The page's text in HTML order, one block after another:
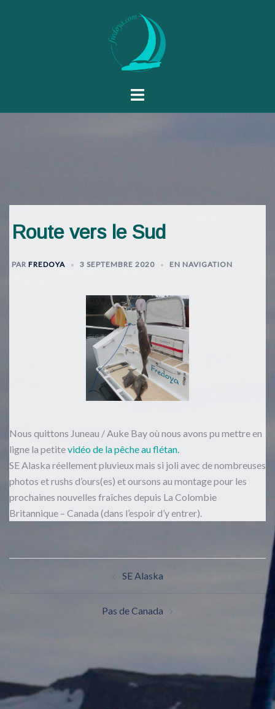
Route vers le Sud
PARFREDOYA 3 SEPTEMBRE 2020 EN NAVIGATION
Nous quittons Juneau / Auke Bay où nous avons pu mettre en
ligne la petitevidéo de la pêche au flétan.
SE Alaska réellement pluvieux mais si joli avec de nombreuses
photos et rushs d’ours(es) et oursons au montage pour les
prochaines nouvelles fraîches depuis La Colombie
Britannique – Canada (dans l’espoir d’y entrer).
SE Alaska
Pas de Canada